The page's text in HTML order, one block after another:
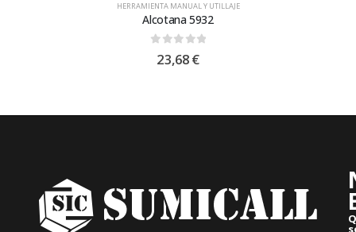
HERRAMIENTA MANUAL Y UTILLAJE
Alcotana 5932
out of 5
23,68€